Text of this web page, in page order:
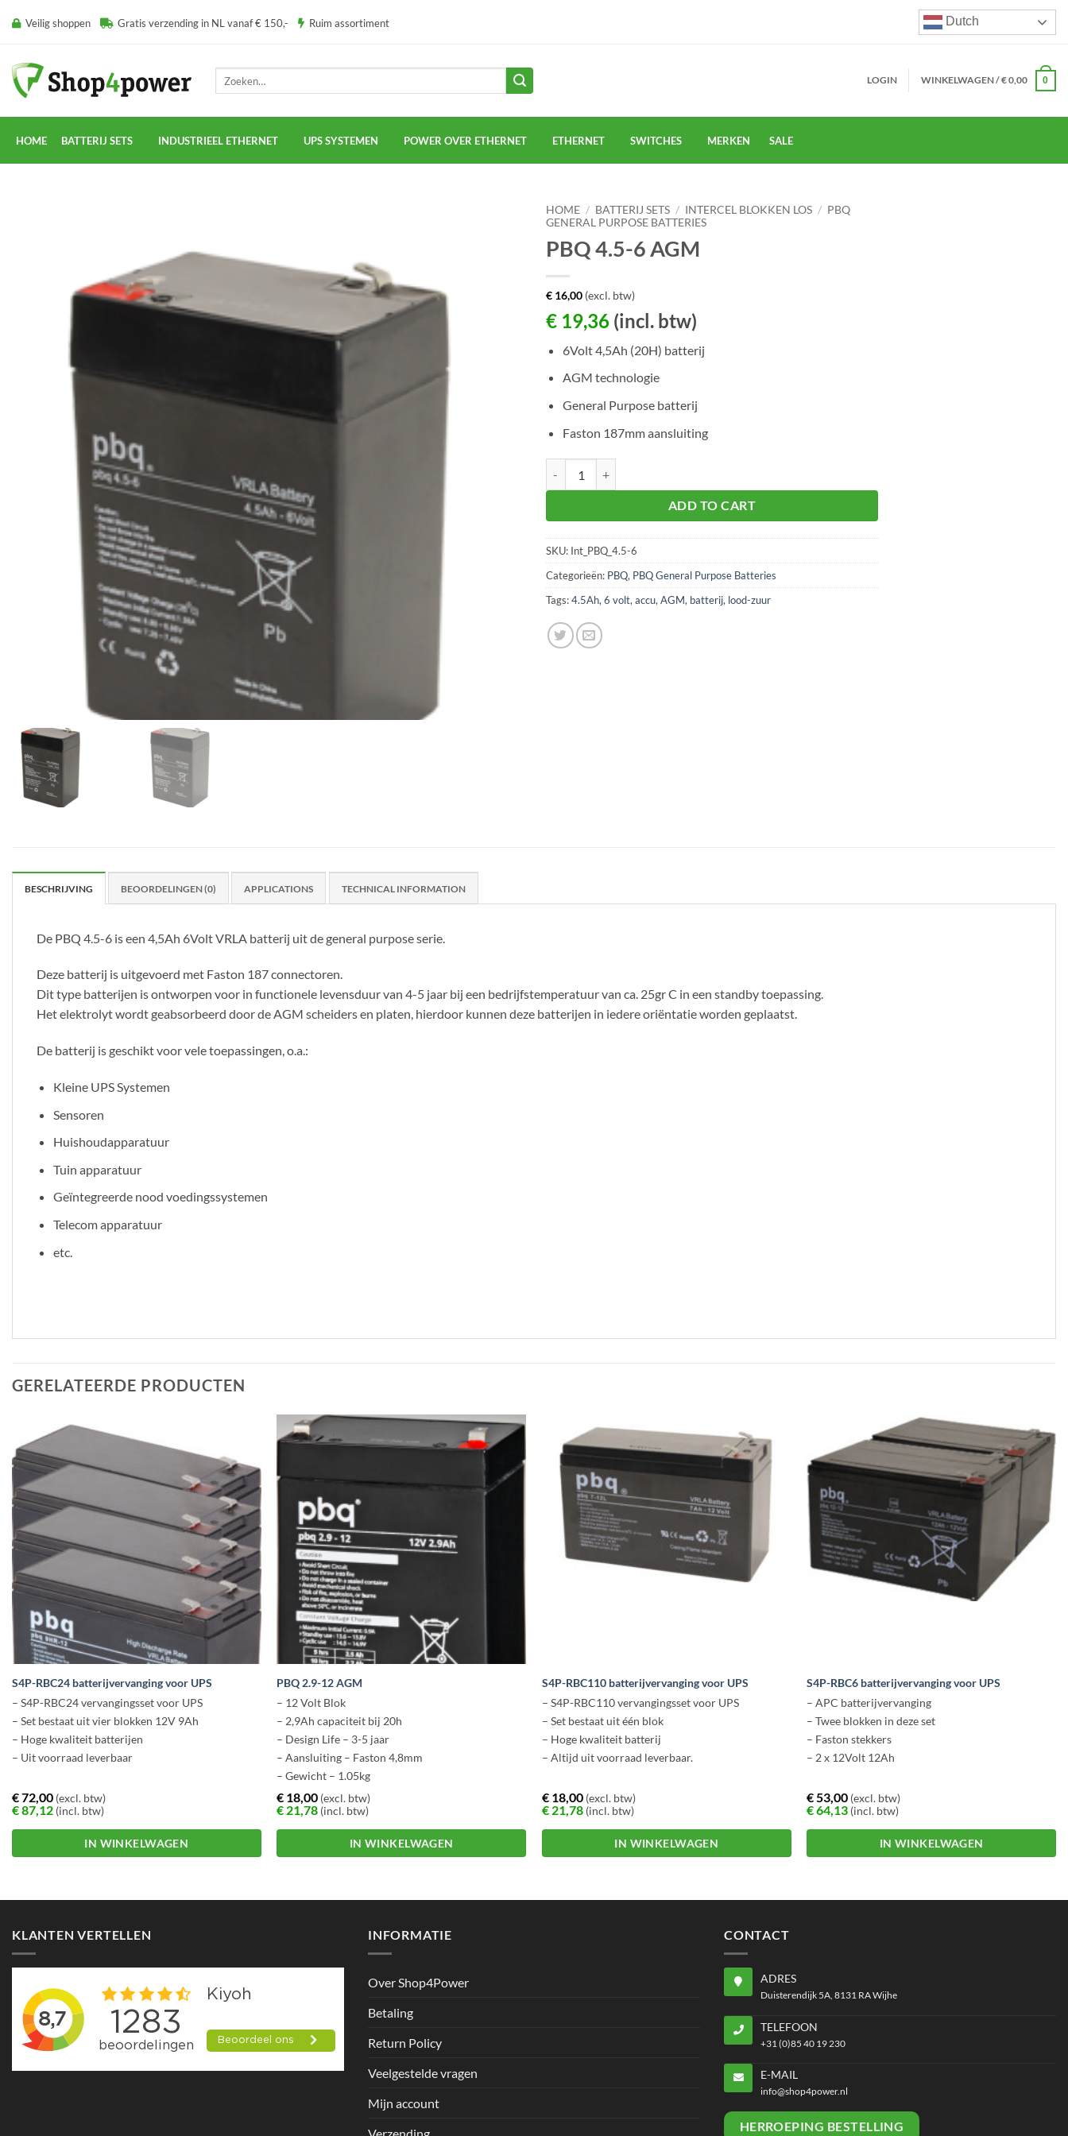
naar Veilig shoppen Gratis verzending in NL vanaf € 150,- Ruim assortiment Dutch
LOGIN WINKELWAGEN /€0,00 0
HOME BATTERIJ SETS INDUSTRIEEL ETHERNET UPS SYSTEMEN POWER OVER ETHERNET ETHERNET SWITCHES MERKEN SALE
HOME / BATTERIJ SETS / INTERCEL BLOKKEN LOS / PBQ
GENERAL PURPOSE BATTERIES
PBQ 4.5-6 AGM
€ 16,00 (excl. btw)
€ 19,36 (incl. btw)
6Volt 4,5Ah (20H) batterij
AGM technologie
General Purpose batterij
Faston 187mm aansluiting
ADD TO CART
SKU: Int_PBQ_4.5-6
Categorieën: PBQ, PBQ General Purpose Batteries
Tags:4.5Ah,6 volt,accu,AGM, batterij, lood-zuur
BESCHRIJVING BEOORDELINGEN (0) APPLICATIONS TECHNICAL INFORMATION
De PBQ 4.5-6 is een 4,5Ah 6Volt VRLA batterij uit de general purpose serie.
Deze batterij is uitgevoerd met Faston 187 connectoren.
Dit type batterijen is ontworpen voor in functionele levensduur van 4-5 jaar bij een bedrijfstemperatuur van ca. 25gr C in een standby toepassing.
Het elektrolyt wordt geabsorbeerd door de AGM scheiders en platen, hierdoor kunnen deze batterijen in iedere oriëntatie worden geplaatst.
De batterij is geschikt voor vele toepassingen, o.a.:
Kleine UPS Systemen
Sensoren
Huishoudapparatuur
Tuin apparatuur
Geïntegreerde nood voedingssystemen
Telecom apparatuur
etc.
GERELATEERDE PRODUCTEN
S4P-RBC24 batterijvervanging voor UPS
– S4P-RBC24 vervangingsset voor UPS
– Set bestaat uit vier blokken 12V 9Ah
– Hoge kwaliteit batterijen
– Uit voorraad leverbaar
€72,00(excl. btw)
€87,12(incl. btw)
IN WINKELWAGEN
PBQ 2.9-12 AGM
– 12 Volt Blok
– 2,9Ah capaciteit bij 20h
– Design Life – 3-5 jaar
– Aansluiting – Faston 4,8mm
– Gewicht – 1.05kg
€ 18,00 (excl. btw)
€ 21,78 (incl. btw)
IN WINKELWAGEN
S4P-RBC110 batterijvervanging voor UPS
– S4P-RBC110 vervangingsset voor UPS
– Set bestaat uit één blok
– Hoge kwaliteit batterij
– Altijd uit voorraad leverbaar.
€18,00(excl. btw)
€21,78(incl. btw)
IN WINKELWAGEN
S4P-RBC6 batterijvervanging voor UPS
– APC batterijvervanging
– Twee blokken in deze set
– Faston stekkers
– 2 x 12Volt 12Ah
€53,00 (excl. btw)
€64,13 (incl. btw)
IN WINKELWAGEN
KLANTEN VERTELLEN INFORMATIE
Over Shop4Power
Betaling
Return Policy
Veelgestelde vragen
Mijn account
CONTACT
ADRES
Duisterendijk 5A, 8131 RA Wijhe
TELEFOON
+31 (0)85 40 19 230
E-MAIL
info@shop4power.nl
HERROEPING BESTELLING